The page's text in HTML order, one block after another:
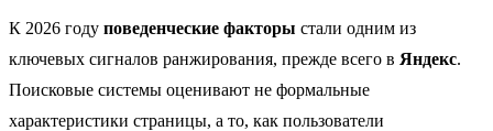
К 2026 году поведенческие факторы стали одним из
ключевых сигналов ранжирования, прежде всего в Яндекс.
Поисковые системы оценивают не формальные
характеристики страницы, а то, как пользователи